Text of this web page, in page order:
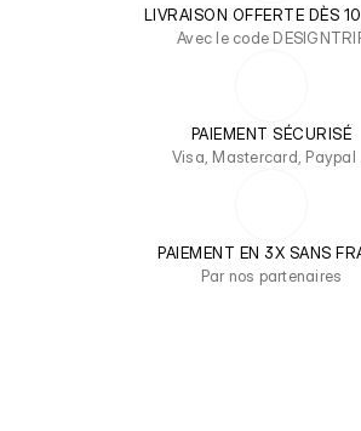
LIVRAISON OFFERTE DÈS
Avec le code
PAIEMENT SÉCURISÉ
Visa, Mastercard, Paypal
PAIEMENT EN 3X SANS
Par nos partenaires